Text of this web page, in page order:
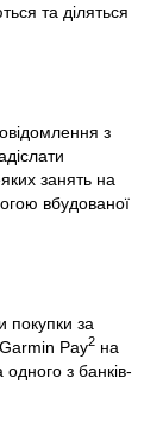
та діляться
з
занять на
вбудованої
покупки за
Pay2 на
одного з банків-